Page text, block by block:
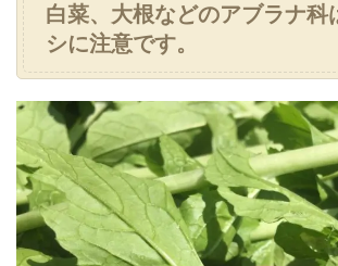
白菜、大根などのアブラナ科
シに注意です。